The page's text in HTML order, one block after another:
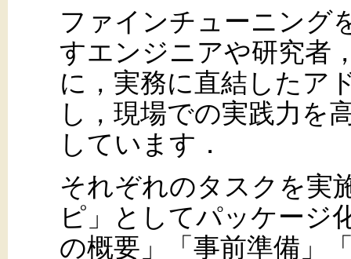
ファインチューニング
すエンジニアや研究者
に，実務に直結したア
し，現場での実践力を
しています．
それぞれのタスクを実
ピ」としてパッケージ
の概要」「事前準備」